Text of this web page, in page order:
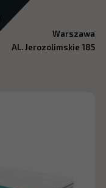
Warszawa
AL. Jerozolimskie 185